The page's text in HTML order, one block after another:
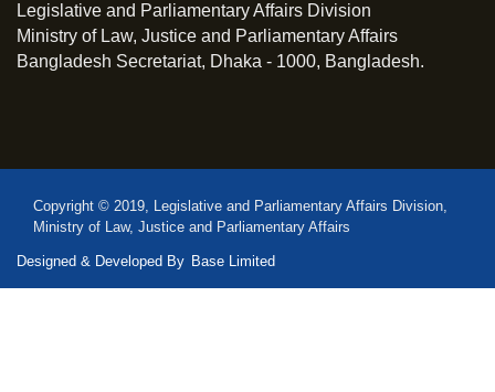
Legislative and Parliamentary Affairs Division
Ministry of Law, Justice and Parliamentary Affairs
Bangladesh Secretariat, Dhaka - 1000, Bangladesh.
Copyright © 2019, Legislative and Parliamentary Affairs Division,
Ministry of Law, Justice and Parliamentary Affairs
Designed & Developed By Base Limited